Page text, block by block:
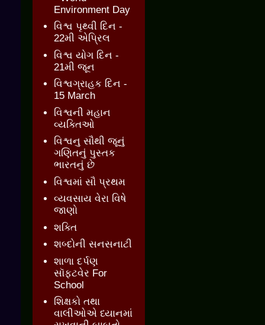
Environment Day
વિશ્વ પૃથ્વી દિન -
22મી એપ્રિલ
વિશ્વ યોગ દિન -
21મી જૂન
વિશ્વગ્રાહક દિન -
15 March
વિશ્વની મહાન
વ્યક્તિઓ
વિશ્વનુ સૌથી જૂનું
ગણિતનું પુસ્તક
ભારતનું છે
વિશ્વમાં સૌ પ્રથમ
વ્યવસાય વેરા વિષે
જાણો
શક્તિ
શબ્દોની સનસનાટી
શાળા દર્પણ
સૉફ્ટવેર For
School
શિક્ષકો તથા
વાલીઓએ ધ્યાનમાં